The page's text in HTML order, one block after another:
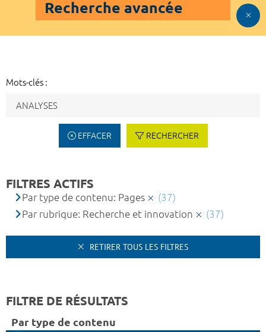
Recherche avancée
Mots-clés :
EFFACER RECHERCHER
FILTRES ACTIFS
Par type de contenu: Pages
(37)
Par rubrique: Recherche et innovation
(37)
RETIRER TOUS LES FILTRES
FILTRE DE RÉSULTATS
Par type de contenu